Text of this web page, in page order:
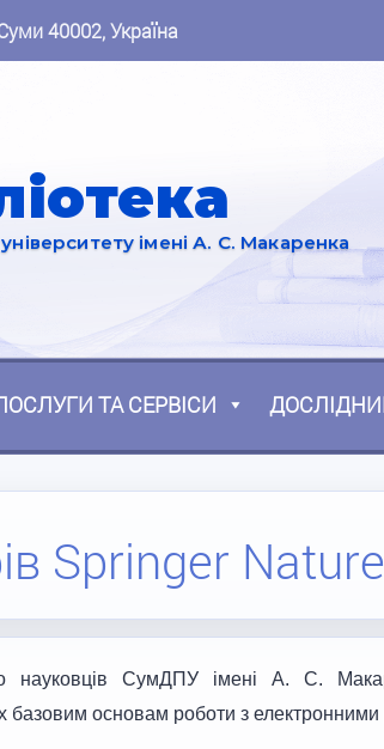
40002, Україна
імені А. С. Макаренка
ТА СЕРВІСИ
Springer
науковців СумДПУ імені А. С.
базовим основам роботи з